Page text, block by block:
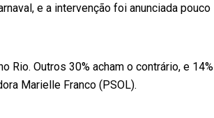
e a intervenção foi anunciada pouco
Rio. Outros 30% acham o contrário, e 14%
Marielle Franco (PSOL).